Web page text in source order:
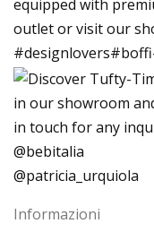
Informazioni